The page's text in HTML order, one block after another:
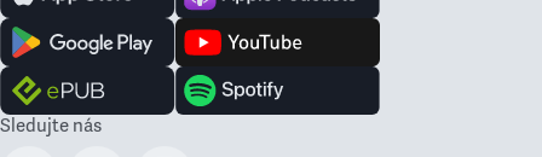
Sledujte nás